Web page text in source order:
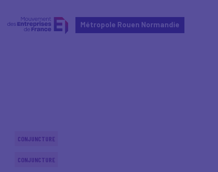
Métropole Rouen Normandie
CONJUNCTURE
CONJUNCTURE